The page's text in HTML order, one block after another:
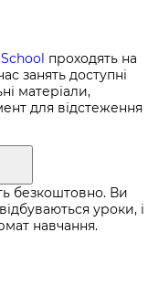
проходять на
занять доступні
матеріали,
для відстеження
безкоштовно. Ви
уроки, і
навчання.